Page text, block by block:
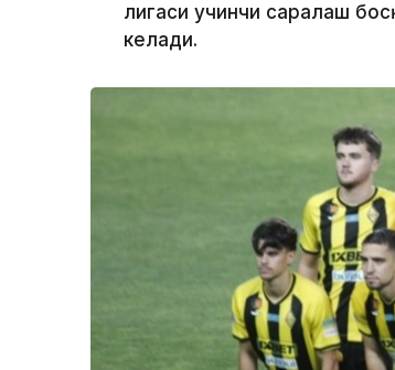
лигаси учинчи саралаш
келади.